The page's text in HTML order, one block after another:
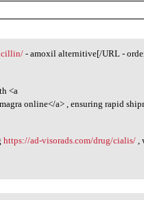
- amoxil alternitive[/URL -
<a
online</a> , ensuring rapid
https://ad-visorads.com/drug/cialis/ ,